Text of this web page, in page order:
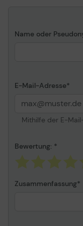
Name oder
E-Mail-Adresse
Mithilfe der E-
Bewertung:
Zusammenfassung